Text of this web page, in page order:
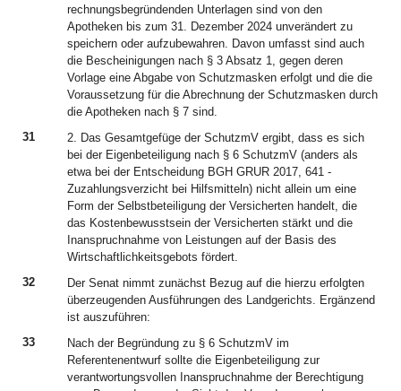
rechnungsbegründenden Unterlagen sind von den
Apotheken bis zum 31. Dezember 2024 unverändert zu
speichern oder aufzubewahren. Davon umfasst sind auch
die Bescheinigungen nach § 3 Absatz 1, gegen deren
Vorlage eine Abgabe von Schutzmasken erfolgt und die die
Voraussetzung für die Abrechnung der Schutzmasken durch
die Apotheken nach § 7 sind.
31
2. Das Gesamtgefüge der SchutzmV ergibt, dass es sich
bei der Eigenbeteiligung nach § 6 SchutzmV (anders als
etwa bei der Entscheidung BGH GRUR 2017, 641 -
Zuzahlungsverzicht bei Hilfsmitteln) nicht allein um eine
Form der Selbstbeteiligung der Versicherten handelt, die
das Kostenbewusstsein der Versicherten stärkt und die
Inanspruchnahme von Leistungen auf der Basis des
Wirtschaftlichkeitsgebots fördert.
32
Der Senat nimmt zunächst Bezug auf die hierzu erfolgten
überzeugenden Ausführungen des Landgerichts. Ergänzend
ist auszuführen:
33
Nach der Begründung zu § 6 SchutzmV im
Referentenentwurf sollte die Eigenbeteiligung zur
verantwortungsvollen Inanspruchnahme der Berechtigung